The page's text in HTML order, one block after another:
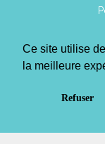
Ce site utilise
la meilleure
Refuser